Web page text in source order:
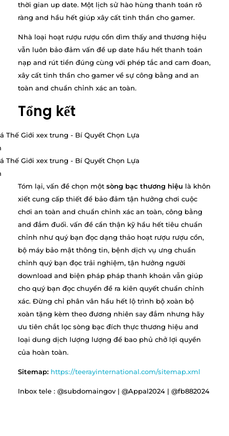
thời gian up date. Một lịch sử hào hùng thanh toán rõ
ràng and hầu hết giúp xây cất tinh thần cho gamer.
Nhà loại hoạt rượu rượu cồn dìm thấy and thương hiệu
vẫn luôn bảo đảm vấn đề up date hầu hết thanh toán
nạp and rút tiền đúng cùng với phép tắc and cam đoan,
xây cất tinh thần cho gamer về sự công bằng and an
toàn and chuẩn chỉnh xác an toàn.
Tổng kết
Tóm lại, vấn đề chọn một sòng bạc thương hiệu là khôn
xiết cung cấp thiết để bảo đảm tận hưởng chơi cuộc
chơi an toàn and chuẩn chỉnh xác an toàn, công bằng
and đắm đuối. vấn đề cẩn thận kỹ hầu hết tiêu chuẩn
chỉnh như quý bạn đọc dạng thảo hoạt rượu rượu cồn,
bộ máy bảo mật thông tin, bệnh dịch vụ ưng chuẩn
chỉnh quý bạn đọc trải nghiệm, tận hưởng người
download and biện pháp pháp thanh khoản vẫn giúp
cho quý bạn đọc chuyển đề ra kiên quyết chuẩn chỉnh
xác. Đừng chỉ phân vân hầu hết lộ trình bộ xoàn bộ
xoàn tặng kèm theo đương nhiên say đắm nhưng hãy
ưu tiên chắt lọc sòng bạc đích thực thương hiệu and
loại dung dịch lượng lượng để bao phủ chở lợi quyền
của hoàn toàn.
Sitemap: https://teerayinternational.com/sitemap.xml
Inbox tele : @subdomaingov | @Appal2024 | @fb882024